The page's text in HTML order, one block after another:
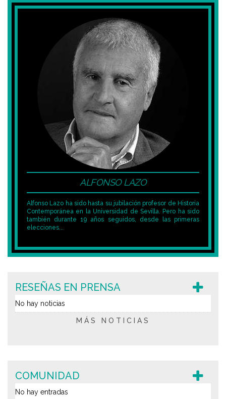
ALFONSO LAZO
Alfonso Lazo ha sido hasta su jubilación profesor de Historia
Contemporánea en la Universidad de Sevilla. Pero ha sido
también durante 19 años seguidos, desde las primeras
elecciones...
RESEÑAS EN PRENSA
No hay noticias
MÁS NOTICIAS
COMUNIDAD
No hay entradas